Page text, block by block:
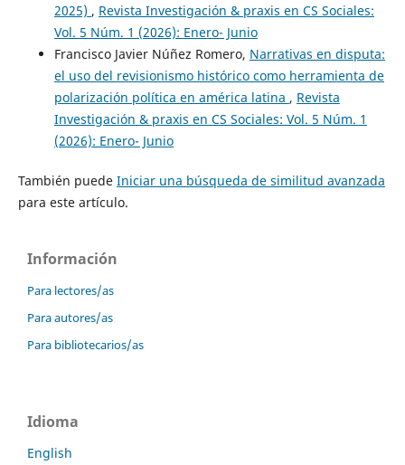
2025) , Revista Investigación & praxis en CS Sociales:
Vol. 5 Núm. 1 (2026): Enero- Junio
Francisco Javier Núñez Romero, Narrativas en disputa:
el uso del revisionismo histórico como herramienta de
polarización política en américa latina , Revista
Investigación & praxis en CS Sociales: Vol. 5 Núm. 1
(2026): Enero- Junio
También puede Iniciar una búsqueda de similitud avanzada
para este artículo.
Información
Para lectores/as
Para autores/as
Para bibliotecarios/as
Idioma
English